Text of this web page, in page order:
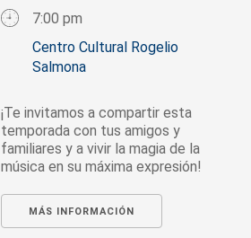
7:00 pm
Centro Cultural Rogelio
Salmona
¡Te invitamos a compartir esta
temporada con tus amigos y
familiares y a vivir la magia de la
música en su máxima expresión!
MÁS INFORMACIÓN